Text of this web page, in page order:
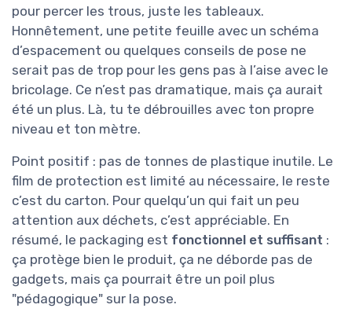
pour percer les trous, juste les tableaux.
Honnêtement, une petite feuille avec un schéma
d’espacement ou quelques conseils de pose ne
serait pas de trop pour les gens pas à l’aise avec le
bricolage. Ce n’est pas dramatique, mais ça aurait
été un plus. Là, tu te débrouilles avec ton propre
niveau et ton mètre.
Point positif : pas de tonnes de plastique inutile. Le
film de protection est limité au nécessaire, le reste
c’est du carton. Pour quelqu’un qui fait un peu
attention aux déchets, c’est appréciable. En
résumé, le packaging est fonctionnel et suffisant :
ça protège bien le produit, ça ne déborde pas de
gadgets, mais ça pourrait être un poil plus
"pédagogique" sur la pose.